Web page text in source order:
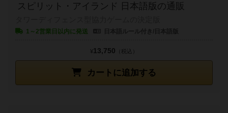
スピリット・アイランド 日本語版の通販
1～2営業日以内に発送
カートに追加する
¥13,750 （税込）